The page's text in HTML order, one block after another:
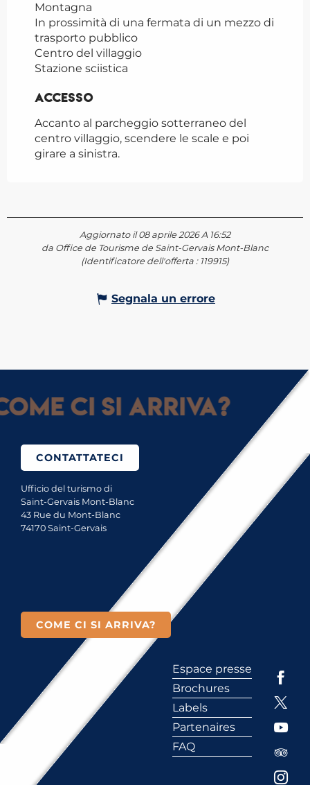
Montagna
In prossimità di una fermata di un mezzo di
trasporto pubblico
Centro del villaggio
Stazione sciistica
Accesso
Accesso
Accanto al parcheggio sotterraneo del
centro villaggio, scendere le scale e poi
girare a sinistra.
Aggiornato il 08 aprile 2026 A 16:52
da Office de Tourisme de Saint-Gervais Mont-Blanc
(Identificatore dell'offerta : 119915)
Segnala un errore
ci si arriva?
CONTATTATECI
Ufficio del turismo di
Saint-Gervais Mont-Blanc
43 Rue du Mont-Blanc
74170 Saint-Gervais
COME CI SI ARRIVA?
Espace presse
Brochures
Labels
Partenaires
FAQ